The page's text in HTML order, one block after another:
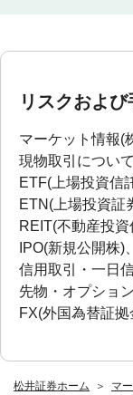
松井証券ホーム
マ
リスクおよ
マーケット情報(
現物取引について
ETF(上場投資信
ETN(上場投資証
REIT(不動産投
IPO(新規公開株)
信用取引・一日
先物・オプショ
FX(外国為替証